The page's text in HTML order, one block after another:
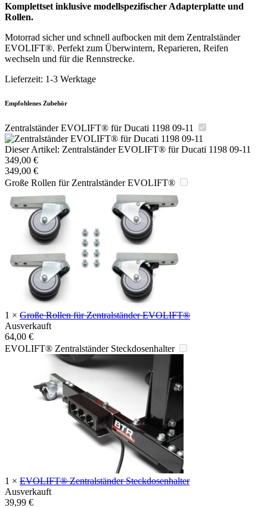
Komplettset inklusive modellspezifischer Adapterplatte und
Rollen.
Motorrad sicher und schnell aufbocken mit dem Zentralständer
EVOLIFT®. Perfekt zum Überwintern, Reparieren, Reifen
wechseln und für die Rennstrecke.
Lieferzeit: 1-3 Werktage
Empfohlenes Zubehör
Zentralständer EVOLIFT® für Ducati 1198 09-11
Dieser Artikel: Zentralständer EVOLIFT® für Ducati 1198 09-11
349,00 €
349,00 €
Große Rollen für Zentralständer EVOLIFT®
1 × Große Rollen für Zentralständer EVOLIFT®
Ausverkauft
64,00 €
EVOLIFT® Zentralständer Steckdosenhalter
1 × EVOLIFT® Zentralständer Steckdosenhalter
Ausverkauft
39,99 €